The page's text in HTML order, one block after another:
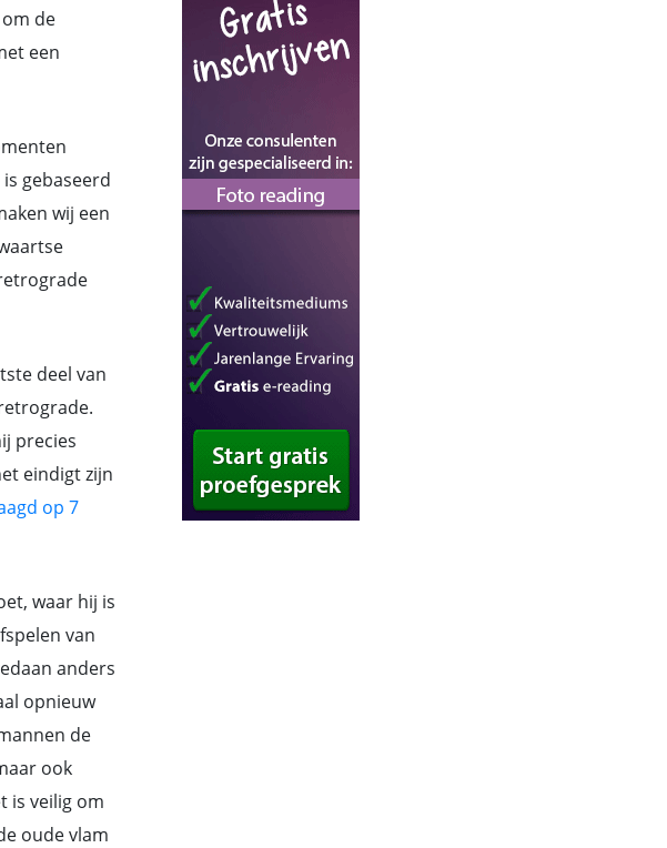
de
een
gebaseerd
wij een
deel van
precies
eindigt zijn
op 7
waar hij is
van
anders
opnieuw
de
ook
is veilig om
oude vlam